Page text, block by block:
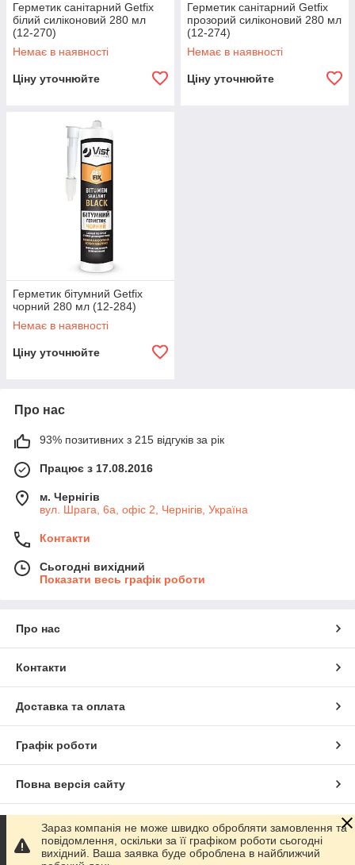
Герметик санітарний Getfix
білий силіконовий 280 мл
(12-270)
Немає в наявності
Ціну уточнюйте
Герметик санітарний Getfix
прозорий силіконовий 280 мл
(12-274)
Немає в наявності
Ціну уточнюйте
Герметик бітумний Getfix
чорний 280 мл (12-284)
Немає в наявності
Ціну уточнюйте
Про нас
93% позитивних з 215 відгуків за рік
Працює з 17.08.2016
м. Чернігів
вул. Шрага, 6а, офіс 2, Чернігів, Україна
Контакти
Сьогодні вихідний
Показати весь графік роботи
Про нас
Контакти
Доставка та оплата
Графік роботи
Повна версія сайту
Сайт створено на маркетплейсі Prom.ua
Політика конфіденційності
Зараз компанія не може швидко обробляти замовлення та
повідомлення, оскільки за її графіком роботи сьогодні
вихідний. Ваша заявка буде оброблена в найближчий